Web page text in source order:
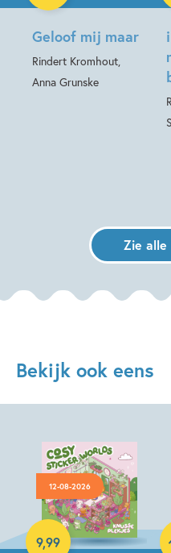
Geloof mij maar
Rindert Kromhout,
Anna Grunske
Zie alle
Bekijk ook eens
12-08-2026
9,99
Paperback